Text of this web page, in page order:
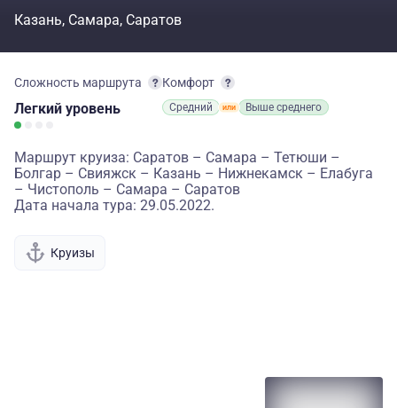
Казань Самара Саратов
Сложность маршрута
Легкий уровень
Комфорт
Средний Выше среднего
Маршрут круиза: Саратов – Самара – Тетюши –
Болгар – Свияжск – Казань – Нижнекамск – Елабуга
– Чистополь – Самара – Саратов
Дата начала тура: 29.05.2022.
Круизы